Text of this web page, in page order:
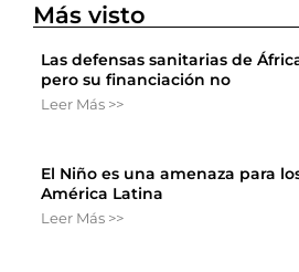
Más visto
Las defensas sanitarias de
pero su financiación no
Leer Más >>
El Niño es una amenaza para
América Latina
Leer Más >>